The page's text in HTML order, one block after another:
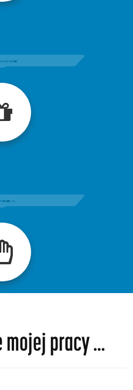
mojej pracy …